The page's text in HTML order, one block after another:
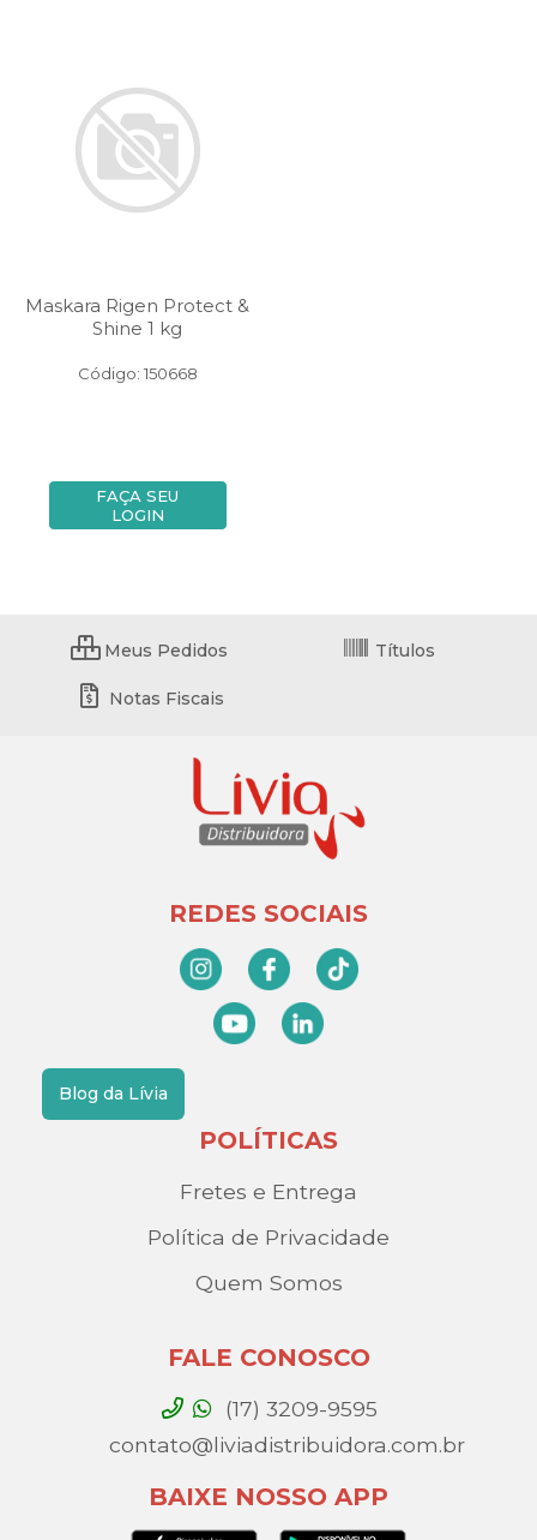
Maskara Rigen Protect &
Shine 1 kg
Código: 150668
FAÇA SEU
LOGIN
Meus Pedidos Títulos
Notas Fiscais
REDES SOCIAIS
Blog da Lívia
POLÍTICAS
Fretes e Entrega
Política de Privacidade
Quem Somos
FALE CONOSCO
(17) 3209-9595
contato@liviadistribuidora.com.br
BAIXE NOSSO APP